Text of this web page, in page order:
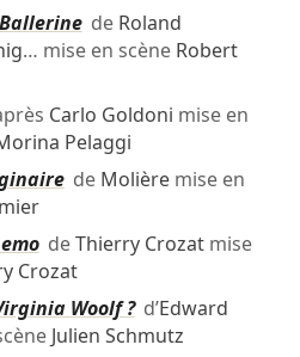
de Roland
… mise en scène Robert
Carlo Goldoni mise en
Pelaggi
de Molièremise en
deThierry Crozatmise
Crozat
Woolf ?d’Edward
Julien Schmutz